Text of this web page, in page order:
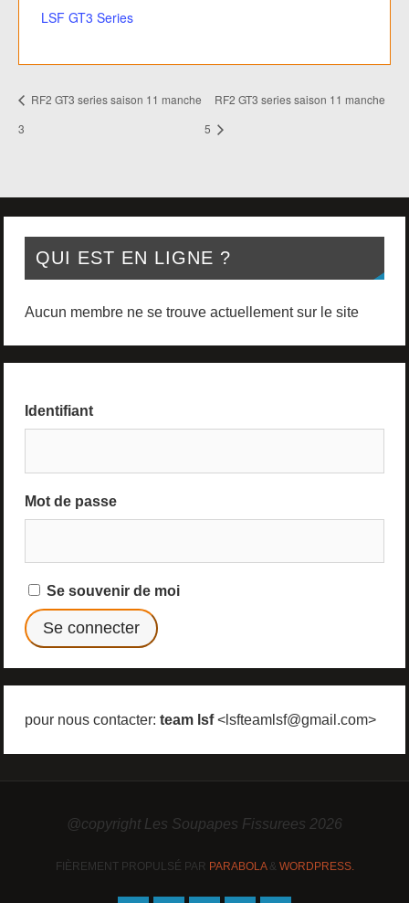
LSF GT3 Series
RF2 GT3 series saison 11 manche
3
RF2 GT3 series saison 11 manche
5
QUI EST EN LIGNE ?
Aucun membre ne se trouve actuellement sur le site
Identifiant
Mot de passe
Se souvenir de moi
pour nous contacter: team lsf<lsfteamlsf@gmail.com>
@copyright Les Soupapes Fissurees 2026
FIÈREMENT PROPULSÉ PAR PARABOLA& WORDPRESS.